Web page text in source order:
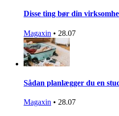
Disse ting bør din
Magaxin • 28.07
Sådan planlægger du en
Magaxin • 28.07